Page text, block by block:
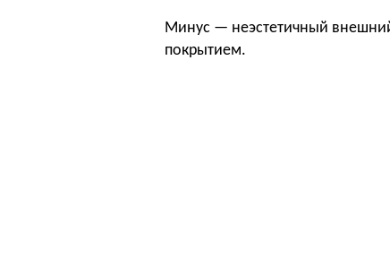
Минус — неэстетичный
покрытием.